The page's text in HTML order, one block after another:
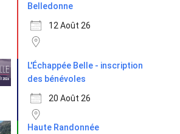
Belledonne
12 Août 26
L'Échappée Belle - inscription
des bénévoles
20 Août 26
Haute Randonnée